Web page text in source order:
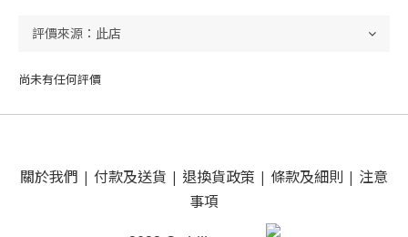
尚未有任何評價
關於我們 | 付款及送貨 | 退換貨政策 | 條款及細則 | 注意
事項